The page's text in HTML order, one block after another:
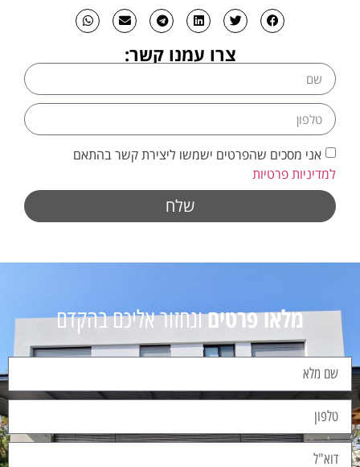
צרו עמנו קשר:
אני מסכים שהפרטים ישמשו ליצירת קשר בהתאם
למדיניות פרטיות
שלח
מלאו פרטיםונחזור אליכם בהקדם